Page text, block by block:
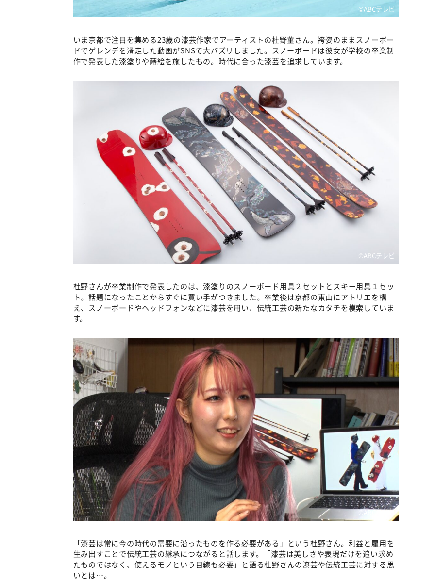
©ABCテレビ
いま京都で注目を集める23歳の漆芸作家でアーティストの杜野菫さん。袴姿のままスノーボー
ドでゲレンデを滑走した動画がSNSで大バズリしました。スノーボードは彼女が学校の卒業制
作で発表した漆塗りや蒔絵を施したもの。時代に合った漆芸を追求しています。
©ABCテレビ
杜野さんが卒業制作で発表したのは、漆塗りのスノーボード用具２セットとスキー用具１セッ
ト。話題になったことからすぐに買い手がつきました。卒業後は京都の東山にアトリエを構
え、スノーボードやヘッドフォンなどに漆芸を用い、伝統工芸の新たなカタチを模索していま
す。
©ABCテレビ
「漆芸は常に今の時代の需要に沿ったものを作る必要がある」という杜野さん。利益と雇用を
生み出すことで伝統工芸の継承につながると話します。「漆芸は美しさや表現だけを追い求め
たものではなく、使えるモノという目線も必要」と語る杜野さんの漆芸や伝統工芸に対する思
いとは…。